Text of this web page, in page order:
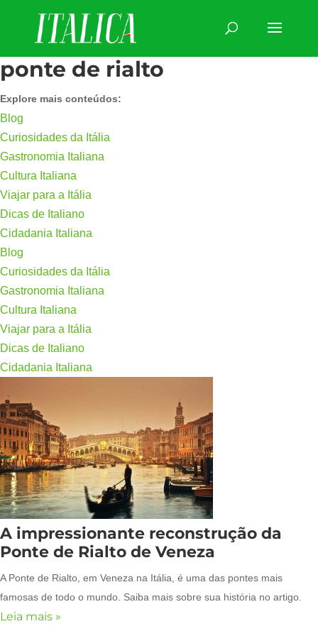
ponte de rialto
Explore mais conteúdos:
Blog
Curiosidades da Itália
Gastronomia Italiana
Cultura Italiana
Viajar para a Itália
Dicas de Italiano
Cidadania Italiana
Blog
Curiosidades da Itália
Gastronomia Italiana
Cultura Italiana
Viajar para a Itália
Dicas de Italiano
Cidadania Italiana
A impressionante reconstrução da
Ponte de Rialto de Veneza
A Ponte de Rialto, em Veneza na Itália, é uma das pontes mais
famosas de todo o mundo. Saiba mais sobre sua história no artigo.
Leia mais »